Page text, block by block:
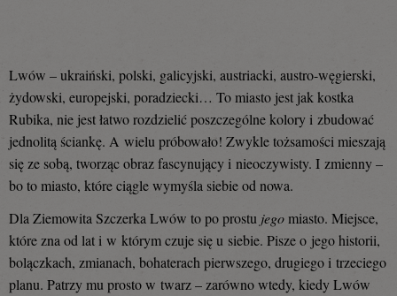
Lwów – ukraiński, polski, galicyjski, austriacki, austro-węgierski,
żydowski, europejski, poradziecki… To miasto jest jak kostka
Rubika, nie jest łatwo rozdzielić poszczególne kolory i zbudować
jednolitą ściankę. A wielu próbowało! Zwykle tożsamości mieszają
się ze sobą, tworząc obraz fascynujący i nieoczywisty. I zmienny –
bo to miasto, które ciągle wymyśla siebie od nowa.
Dla Ziemowita Szczerka Lwów to po prostu jegomiasto. Miejsce,
które zna od lat i w którym czuje się u siebie. Pisze o jego historii,
bolączkach, zmianach, bohaterach pierwszego, drugiego i trzeciego
planu. Patrzy mu prosto w twarz – zarówno wtedy, kiedy Lwów